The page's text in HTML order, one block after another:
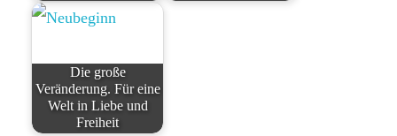
Die große
Veränderung. Für eine
Welt in Liebe und
Freiheit